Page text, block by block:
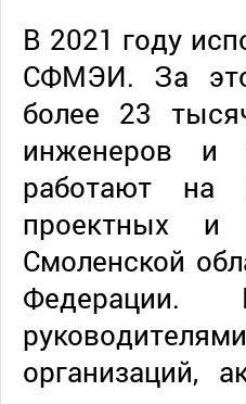
В 2021 году
СФМЭИ. За
более 23
инженеров и
работают на
проектных и
Смоленской
организаций,